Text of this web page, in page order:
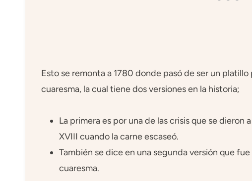
Esto se remonta a 1780 donde pasó de ser un
cuaresma, la cual tiene dos versiones en la historia;
La primera es por una de las crisis que se dieron
XVIII cuando la carne escaseó.
También se dice en una segunda versión que
cuaresma.